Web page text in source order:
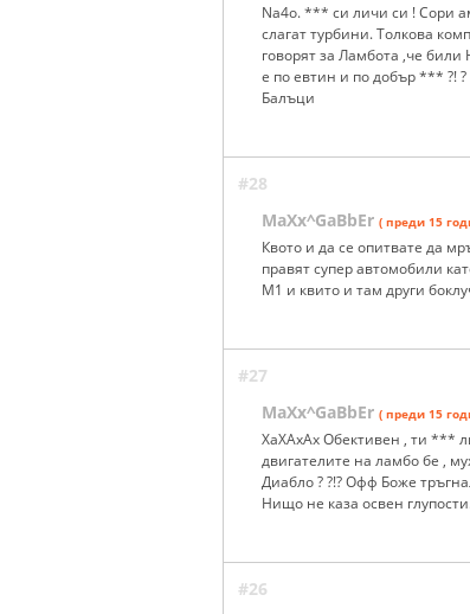
Na4o. *** си личи си ! Сори
слагат турбини. Толкова
говорят за Ламбота ,че
е по евтин и по добър *** ?!
Балъци
#28
MaXx^GaBbEr ( преди 15
Квото и да се опитвате да
правят супер автомобили
М1 и квито и там други
#27
MaXx^GaBbEr ( преди 15
ХаХАхАх Обективен , ти ***
двигателите на ламбо бе ,
Диабло ? ?!? Офф Боже
Нищо не каза освен
#26